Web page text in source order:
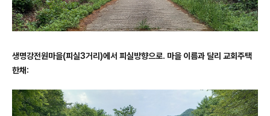
생명강전원마을(피실3거리)에서 피실방향으로. 마을 이름과 달리 교회주택
한채: